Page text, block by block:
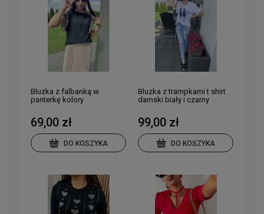
Bluzka z falbanką w
panterkę kolory
69,00 zł
DO KOSZYKA
Bluzka z trampkami t shirt
damski biały i czarny
99,00 zł
DO KOSZYKA